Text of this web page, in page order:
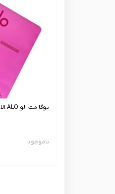
یوگا مت الو ALO الاینمنت دار - رنگ صورتی تیره
ناموجود